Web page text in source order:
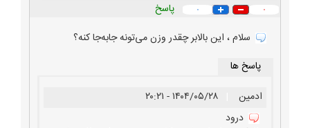
۰ ۰
پاسخ
سلام ، این بالابر چقدر وزن می‌تونه جابه‌جا کنه؟
پاسخ ها
ادمین
۱۴۰۴/۰۵/۲۸ - ۲۰:۲۱
درود